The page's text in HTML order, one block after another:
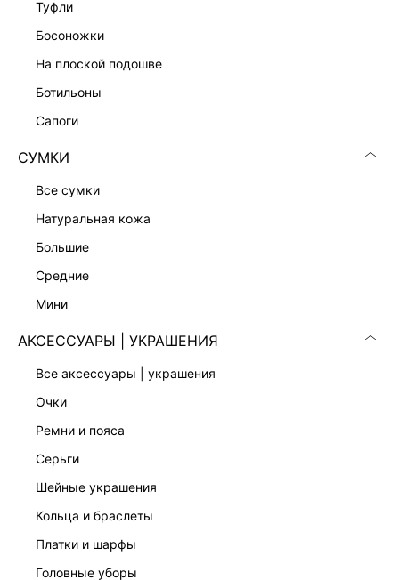
туфли
босоножки
на плоской подошве
ботильоны
сапоги
СУМКИ
все сумки
натуральная кожа
большие
средние
мини
АКСЕССУАРЫ | УКРАШЕНИЯ
все аксессуары | украшения
очки
ремни и пояса
серьги
шейные украшения
кольца и браслеты
платки и шарфы
головные уборы
ЛОСИНЫ
4 999 ₽ 5 999 ₽